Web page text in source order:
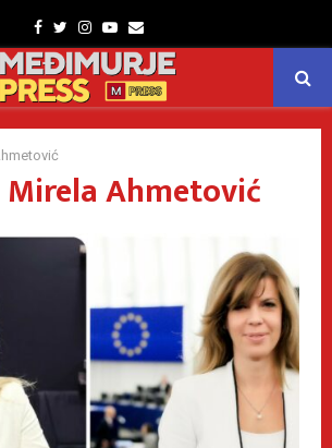
Facebook
TwitterInstagram
Youtube
Email
Mirela Ahmetović